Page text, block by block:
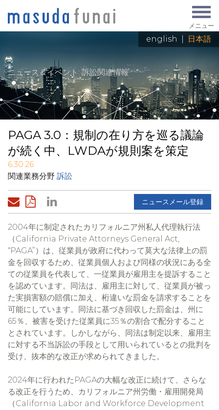
メニュー
english 日本語
ニュース＆イベント: 訴訟関連情報
PAGA 3.0：規制の在り方を巡る議論
が続く中、LWDAが規則案を策定
6.30.26
関連業務分野 訴訟
ニュースメール登録
2004年に制定されたカリフォルニア州私人代理執行法
（California Private Attorneys General Act,
“PAGA”）は、従業員が政府に代わって莫大な法律上の罰
金を回収するため、従業員個人および同様の状況にある全
ての従業員を代表して、一従業員が雇用主を提訴すること
を認めています。同法は、雇用主に対して、従業員が被っ
た実損害額の賠償に加え、桁違いな罰金を請求することを
可能にしています。同法に基づき回収した罰金は、州に
65％、被害を受けた従業員に35％の割合で配分すること
とされています。しかしながら、同法は制定以来、雇用主
に対する不当訴訟の手段として用いられているとの批判を
受け、抜本的な改正が求められてきました。
2024年に行われたPAGAの大幅な改正に続けて、さらな
る改正を行うため、カリフォルニア州労働・雇用開発局
（California Labor and Workforce Development